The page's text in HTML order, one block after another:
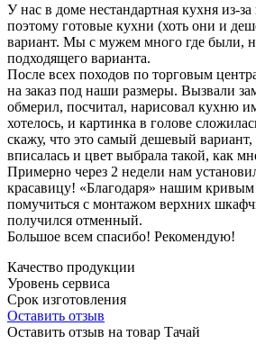
У нас в доме нестандартная кухня из-
поэтому готовые кухни (хоть они и
вариант. Мы с мужем много где были,
подходящего варианта.
После всех походов по торговым
на заказ под наши размеры. Вызвали
обмерил, посчитал, нарисовал кухню
хотелось, и картинка в голове
скажу, что это самый дешевый
вписалась и цвет выбрала такой, как
Примерно через 2 недели нам
красавицу! «Благодаря» нашим
помучиться с монтажом верхних
получился отменный.
Большое всем спасибо! Рекомендую!
Качество продукции
Уровень сервиса
Срок изготовления
Оставить отзыв
Оставить отзыв на товар Тачай